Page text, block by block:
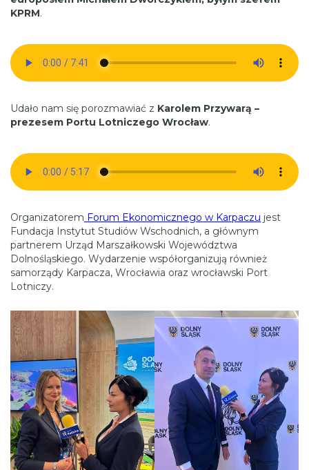
KPRM.
Udało nam się porozmawiać z Karolem Przywarą –
prezesem Portu Lotniczego Wrocław.
Organizatorem Forum Ekonomicznego w Karpaczu jest
Fundacja Instytut Studiów Wschodnich, a głównym
partnerem Urząd Marszałkowski Województwa
Dolnośląskiego. Wydarzenie współorganizują również
samorządy Karpacza, Wrocławia oraz wrocławski Port
Lotniczy.